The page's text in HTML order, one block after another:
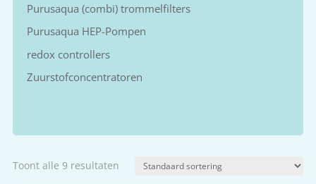
Purusaqua (combi) trommelfilters
Purusaqua HEP-Pompen
redox controllers
Zuurstofconcentratoren
Toont alle 9 resultaten